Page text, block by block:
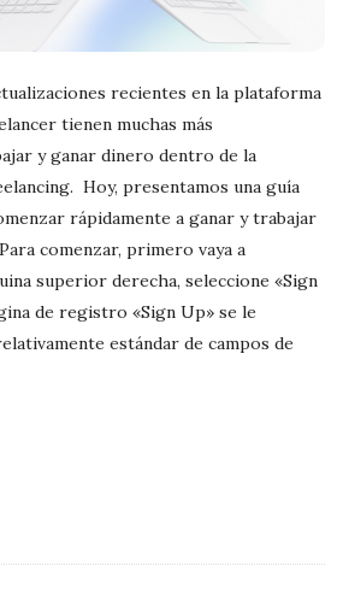
recientes en la plataforma
tienen muchas más
y ganar dinero dentro de la
Hoy, presentamos una guía
rápidamente a ganar y trabajar
comenzar, primero vaya a
superior derecha, seleccione «Sign
de registro «Sign Up» se le
estándar de campos de